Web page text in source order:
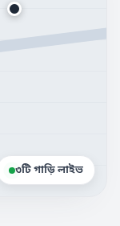
৩টি গাড়ি লাইভ